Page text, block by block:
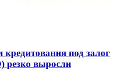
под залог
резко выросли